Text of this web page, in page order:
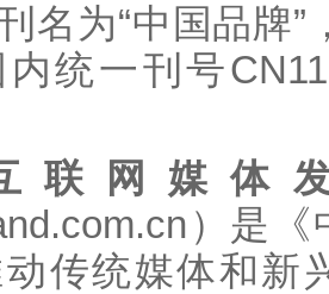
名为“中国品牌
内统一刊号
联网媒体
）是
传统媒体和新